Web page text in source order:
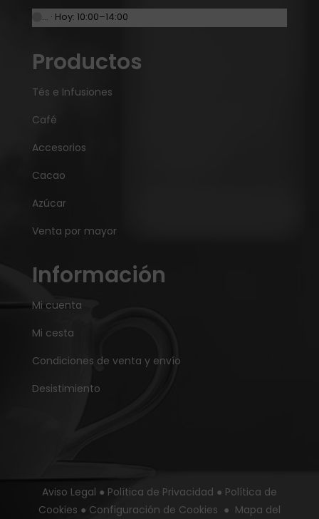
… · Hoy: 10:00–14:00
Productos
Tés e Infusiones
Café
Accesorios
Cacao
Azúcar
Venta por mayor
Información
Mi cuenta
Mi cesta
Condiciones de venta y envío
Desistimiento
Aviso Legal ● Política de Privacidad ● Política de
Cookies ● Configuración de Cookies ● Mapa del